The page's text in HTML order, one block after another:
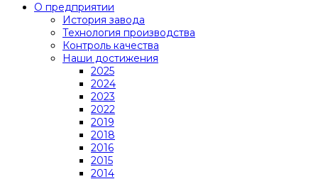
О предприятии
История завода
Технология производства
Контроль качества
Наши достижения
2025
2024
2023
2022
2019
2018
2016
2015
2014